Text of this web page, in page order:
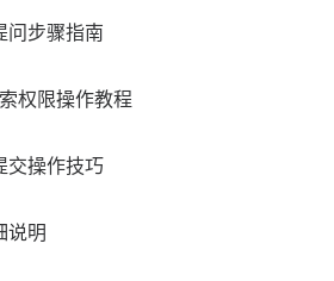
问步骤指南
权限操作教程
交操作技巧
说明